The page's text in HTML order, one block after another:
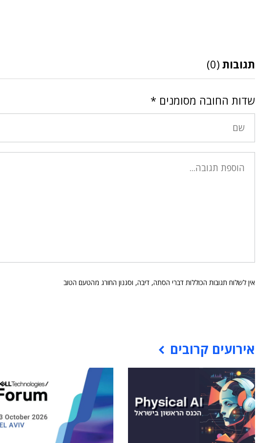
תגובות (0)
שדות החובה מסומנים *
אין לשלוח תגובות הכוללות דברי הסתה, דיבה, וסגנון החורג מהטעם הטוב
אירועים קרובים